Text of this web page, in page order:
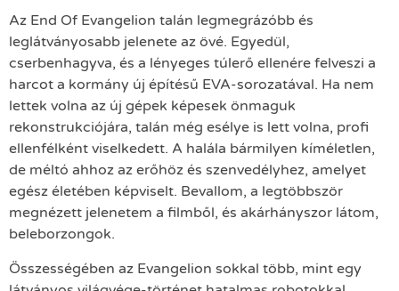
Az End Of Evangelion talán legmegrázóbb és
leglátványosabb jelenete az övé. Egyedül,
cserbenhagyva, és a lényeges túlerő ellenére felveszi a
harcot a kormány új építésű EVA-sorozatával. Ha nem
lettek volna az új gépek képesek önmaguk
rekonstrukciójára, talán még esélye is lett volna, profi
ellenfélként viselkedett. A halála bármilyen kíméletlen,
de méltó ahhoz az erőhöz és szenvedélyhez, amelyet
egész életében képviselt. Bevallom, a legtöbbször
megnézett jelenetem a filmből, és akárhányszor látom,
beleborzongok.
Összességében az Evangelion sokkal több, mint egy